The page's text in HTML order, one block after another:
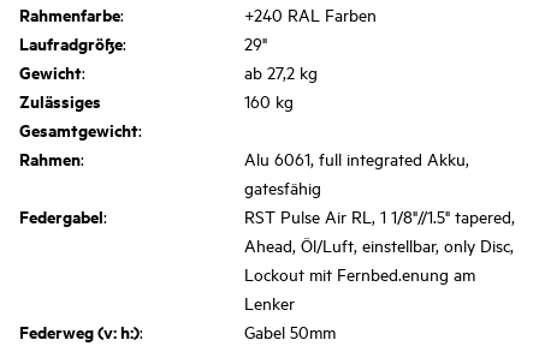
Rahmenfarbe: +240 RAL Farben
Laufradgröße: 29"
Gewicht: ab 27,2 kg
Zulässiges
Gesamtgewicht:
160 kg
Rahmen:
Alu 6061, full integrated Akku,
gatesfähig
Federgabel:
RST Pulse Air RL, 1 1/8"//1.5" tapered,
Ahead, Öl/Luft, einstellbar, only Disc,
Lockout mit Fernbed.enung am
Lenker
Federweg (v: h:): Gabel 50mm